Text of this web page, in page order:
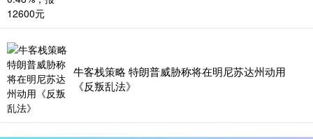
牛客栈策略 特朗普威胁称将在明尼苏达州动用
《反叛乱法》